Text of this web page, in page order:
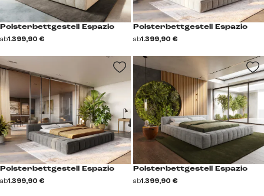
Polsterbettgestell Espazio
ab1.399,90 €
Polsterbettgestell Espazio
ab1.399,90 €
Polsterbettgestell Espazio
ab1.399,90 €
Polsterbettgestell Espazio
ab1.399,90 €